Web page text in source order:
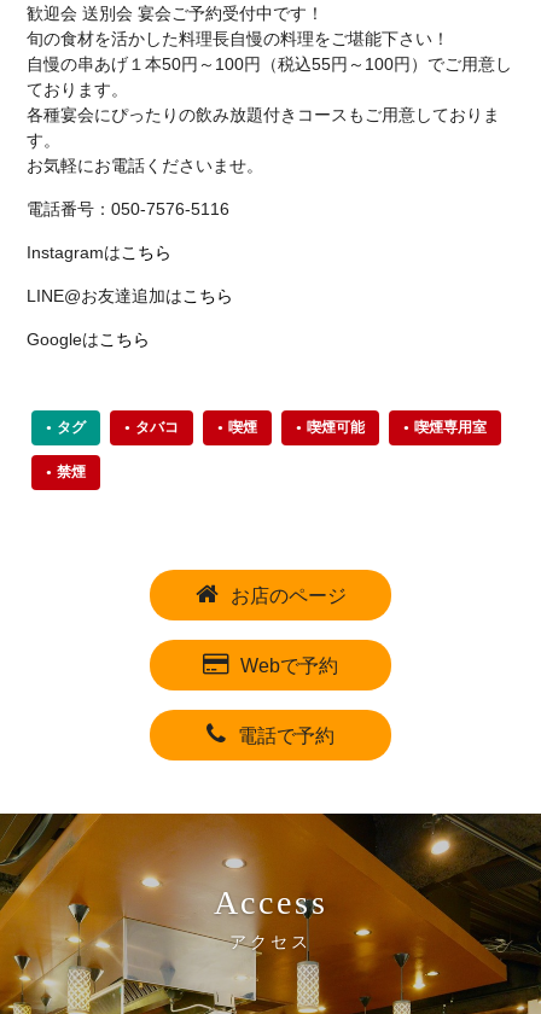
歓迎会 送別会 宴会ご予約受付中です！
旬の食材を活かした料理長自慢の料理をご堪能下さい！
自慢の串あげ１本50円～100円（税込55円～100円）でご用意し
ております。
各種宴会にぴったりの飲み放題付きコースもご用意しておりま
す。
お気軽にお電話くださいませ。
電話番号：050-7576-5116
Instagramはこちら
LINE@お友達追加はこちら
Googleはこちら
タグ タバコ 喫煙 喫煙可能 喫煙専用室
禁煙
お店のページ
Webで予約
電話で予約
Access
アクセス